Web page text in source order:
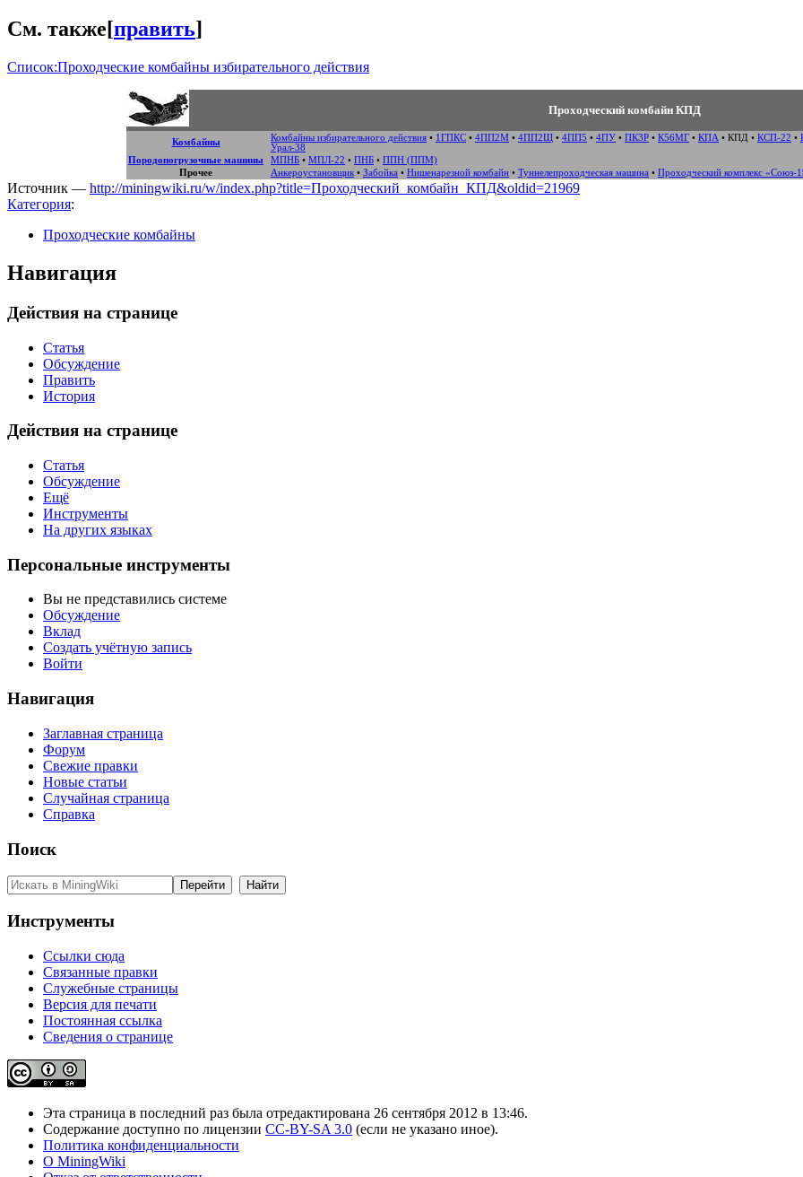
См. также[править]
Список:Проходческие комбайны избирательного действия
Проходческий комбайн КПД
Комбайны Комбайны избирательного действия • 1ГПКС • 4ПП2М • 4ПП2Щ • 4ПП5 • 4ПУ • ПК3Р • К56МГ • КПА • КПД • КСП-22 •
Урал-38
Породопогрузочные машины
МПНБ • МПЛ-22 • ПНБ • ППН (ППМ)
Прочее
Анкероустановщик • Забойка • Нишенарезной комбайн • Туннелепроходческая машина • Проходческий комплекс «Союз-
Источник — http://miningwiki.ru/w/index.php?title=Проходческий_комбайн_КПД&oldid=21969
Категория:
Проходческие комбайны
Навигация
Действия на странице
Статья
Обсуждение
Править
История
Действия на странице
Статья
Обсуждение
Ещё
Инструменты
На других языках
Персональные инструменты
Вы не представились системе
Обсуждение
Вклад
Создать учётную запись
Войти
Навигация
Заглавная страница
Форум
Свежие правки
Новые статьи
Случайная страница
Справка
Поиск
Инструменты
Ссылки сюда
Связанные правки
Служебные страницы
Версия для печати
Постоянная ссылка
Сведения о странице
Эта страница в последний раз была отредактирована 26 сентября 2012 в 13:46.
Содержание доступно по лицензии CC-BY-SA 3.0 (если не указано иное).
Политика конфиденциальности
О MiningWiki